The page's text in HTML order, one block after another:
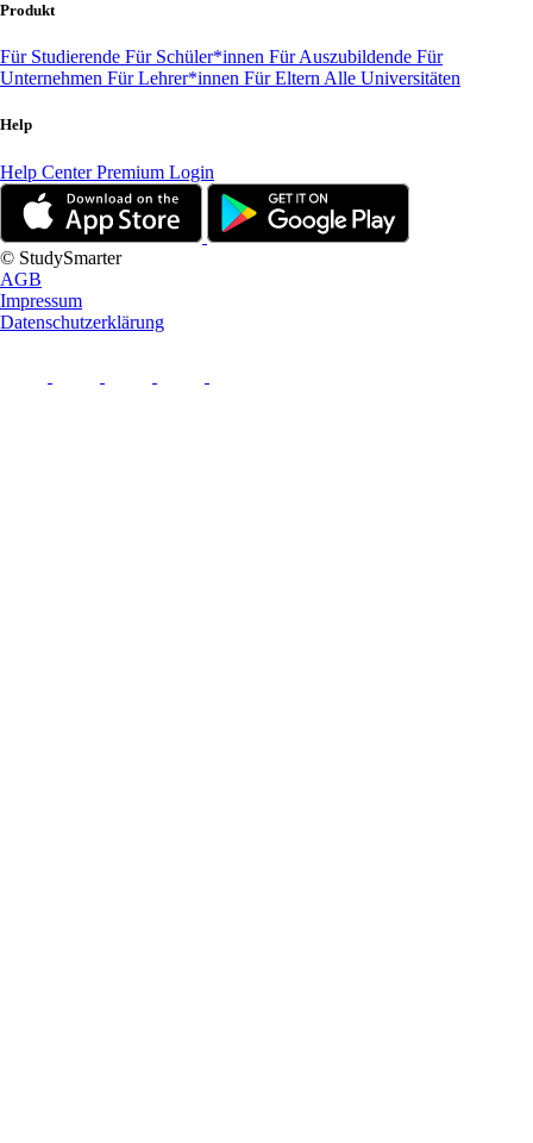
Produkt
Für Studierende Für Schüler*innen Für Auszubildende Für
Unternehmen Für Lehrer*innen Für Eltern Alle Universitäten
Help
Help CenterPremium Login
© StudySmarter
AGB
Impressum
Datenschutzerklärung